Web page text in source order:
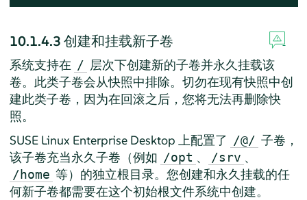
10.1.4.3创建和挂载新子卷
系统支持在 / 层次下创建新的子卷并永久挂载该
卷。此类子卷会从快照中排除。切勿在现有快照中创
建此类子卷，因为在回滚之后，您将无法再删除快
照。
SUSE Linux Enterprise Desktop 上配置了 /@/ 子卷，
该子卷充当永久子卷（例如 /opt 、 /srv 、
/home 等）的独立根目录。您创建和永久挂载的任
何新子卷都需要在这个初始根文件系统中创建。